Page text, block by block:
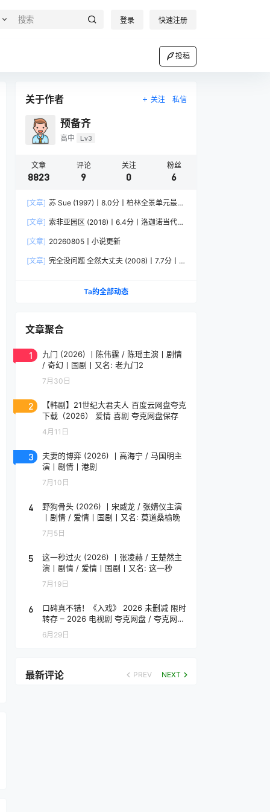
登录 快速注册
投稿
关于作者 关注 私信
预备齐
高中 Lv3
文章
8823
评论
9
关注
0
粉丝
6
[文章] 苏 Sue (1997)丨8.0分丨柏林全景单元最佳
[文章] 索非亚园区 (2018)丨6.4分丨洛迦诺当代电
法语中字
[文章] 20260805丨小说更新
[文章] 完全没问题 全然大丈夫 (2008)丨7.7分丨
Ta的全部动态
文章聚合
1
九门 (2026) 丨陈伟霆 / 陈瑶主演丨剧情
/ 奇幻丨国剧丨又名: 老九门2
7月30日
2
【韩剧】21世纪大君夫人 百度云网盘夸克
下载（2026） 爱情 喜剧 夸克网盘保存
4月11日
3
夫妻的博弈 (2026) 丨高海宁 / 马国明主
演丨剧情丨港剧
7月10日
4
野狗骨头 (2026) 丨宋威龙 / 张婧仪主演
丨剧情 / 爱情丨国剧丨又名: 莫道桑榆晚
7月5日
5
这一秒过火 (2026) 丨张凌赫 / 王楚然主
演丨剧情 / 爱情丨国剧丨又名: 这一秒
7月19日
6
口碑真不错！《入戏》 2026 未删减 限时
转存 – 2026 电视剧 夸克网盘 / 夸克网盘
高清转存
6月29日
最新评论 PREV NEXT